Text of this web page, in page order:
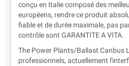
conçu en Italie composé des
européens, rendre ce produit
fiable et de durée maximale, pas
contrôle sont GARANTITE A VITA.
The Power Plants/Ballast Canbus
professionnels, actuellement